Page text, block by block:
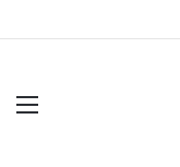
في حملة توسع جديدة